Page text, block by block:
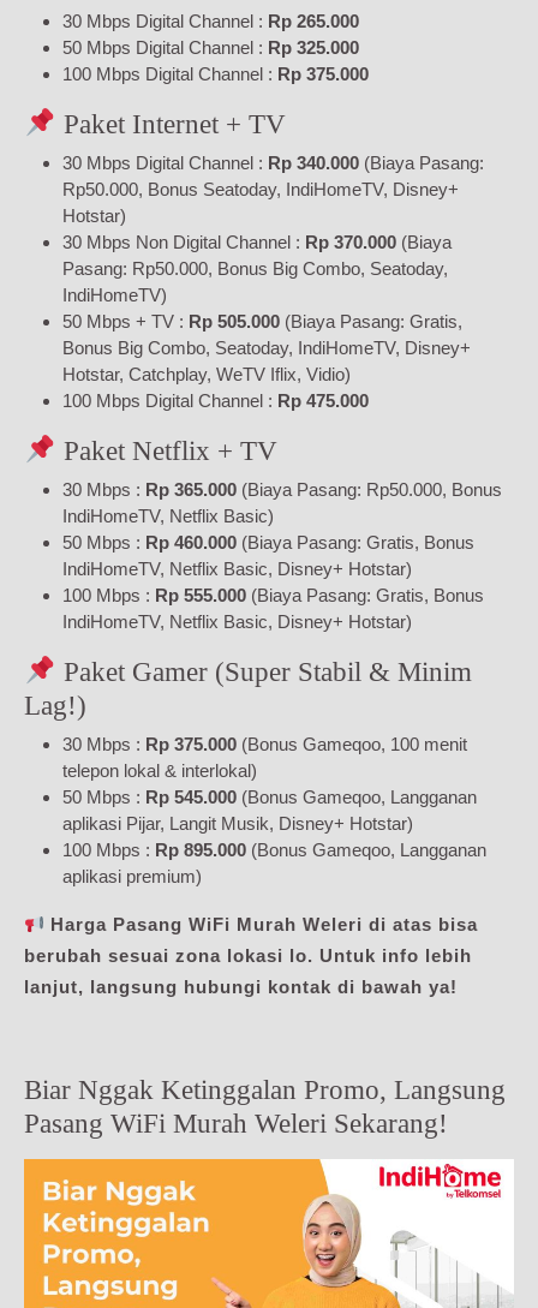
30 Mbps Digital Channel : Rp 265.000
50 Mbps Digital Channel : Rp 325.000
100 Mbps Digital Channel : Rp 375.000
Paket Internet + TV
30 Mbps Digital Channel : Rp 340.000 (Biaya Pasang:
Rp50.000, Bonus Seatoday, IndiHomeTV, Disney+
Hotstar)
30 Mbps Non Digital Channel : Rp 370.000 (Biaya
Pasang: Rp50.000, Bonus Big Combo, Seatoday,
IndiHomeTV)
50 Mbps + TV : Rp 505.000 (Biaya Pasang: Gratis,
Bonus Big Combo, Seatoday, IndiHomeTV, Disney+
Hotstar, Catchplay, WeTV Iflix, Vidio)
100 Mbps Digital Channel : Rp 475.000
Paket Netflix + TV
30 Mbps : Rp 365.000 (Biaya Pasang: Rp50.000, Bonus
IndiHomeTV, Netflix Basic)
50 Mbps : Rp 460.000 (Biaya Pasang: Gratis, Bonus
IndiHomeTV, Netflix Basic, Disney+ Hotstar)
100 Mbps : Rp 555.000 (Biaya Pasang: Gratis, Bonus
IndiHomeTV, Netflix Basic, Disney+ Hotstar)
Paket Gamer (Super Stabil & Minim
Lag!)
30 Mbps : Rp 375.000 (Bonus Gameqoo, 100 menit
telepon lokal & interlokal)
50 Mbps : Rp 545.000 (Bonus Gameqoo, Langganan
aplikasi Pijar, Langit Musik, Disney+ Hotstar)
100 Mbps : Rp 895.000 (Bonus Gameqoo, Langganan
aplikasi premium)
Harga Pasang WiFi Murah Weleri di atas bisa
berubah sesuai zona lokasi lo. Untuk info lebih
lanjut, langsung hubungi kontak di bawah ya!
Biar Nggak Ketinggalan Promo, Langsung
Pasang WiFi Murah Weleri Sekarang!